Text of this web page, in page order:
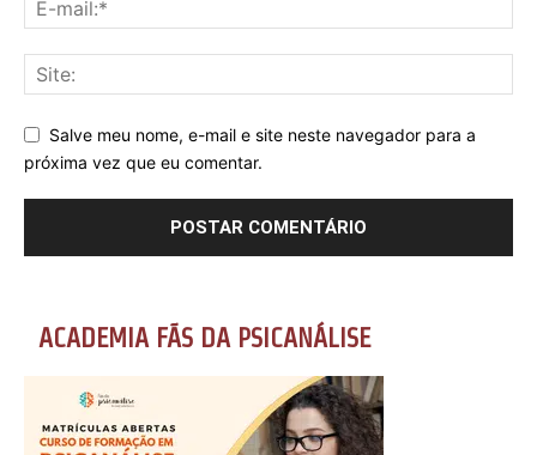
Salve meu nome, e-mail e site neste navegador para a
próxima vez que eu comentar.
ACADEMIA FÃS DA PSICANÁLISE